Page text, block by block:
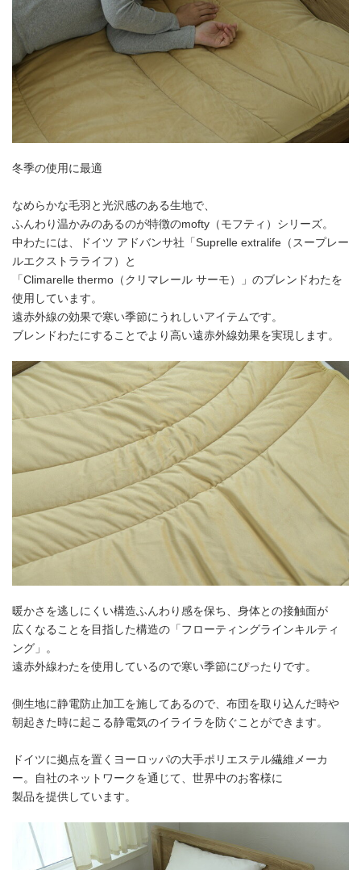
冬季の使用に最適
なめらかな毛羽と光沢感のある生地で、
ふんわり温かみのあるのが特徴のmofty（モフティ）シリーズ。
中わたには、ドイツ アドバンサ社「Suprelle extralife（スープレー
ルエクストラライフ）と
「Climarelle thermo（クリマレール サーモ）」のブレンドわたを
使用しています。
遠赤外線の効果で寒い季節にうれしいアイテムです。
ブレンドわたにすることでより高い遠赤外線効果を実現します。
暖かさを逃しにくい構造ふんわり感を保ち、身体との接触面が
広くなることを目指した構造の「フローティングラインキルティ
ング」。
遠赤外線わたを使用しているので寒い季節にぴったりです。
側生地に静電防止加工を施してあるので、布団を取り込んだ時や
朝起きた時に起こる静電気のイライラを防ぐことができます。
ドイツに拠点を置くヨーロッパの大手ポリエステル繊維メーカ
ー。自社のネットワークを通じて、世界中のお客様に
製品を提供しています。